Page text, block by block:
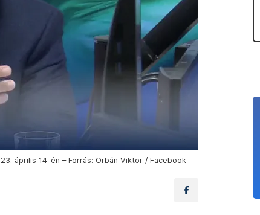
április 14-én – Forrás: Orbán Viktor / Facebook